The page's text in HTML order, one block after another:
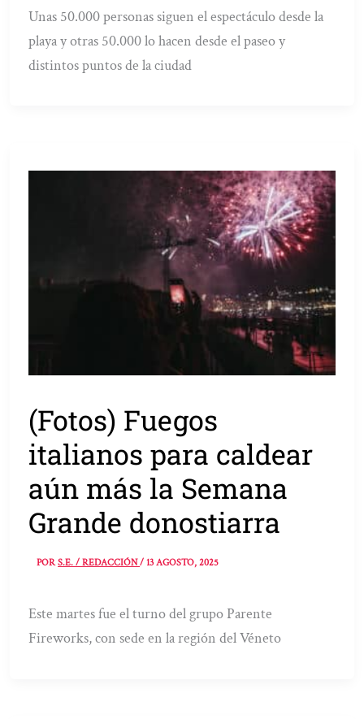
Unas 50.000 personas siguen el espectáculo desde la
playa y otras 50.000 lo hacen desde el paseo y
distintos puntos de la ciudad
(Fotos) Fuegos
italianos para caldear
aún más la Semana
Grande donostiarra
PORS.E. / REDACCIÓN/13 AGOSTO, 2025
Este martes fue el turno del grupo Parente
Fireworks, con sede en la región del Véneto